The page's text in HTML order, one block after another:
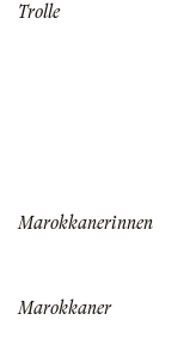
Trolle
Marokkanerinnen
Marokkaner